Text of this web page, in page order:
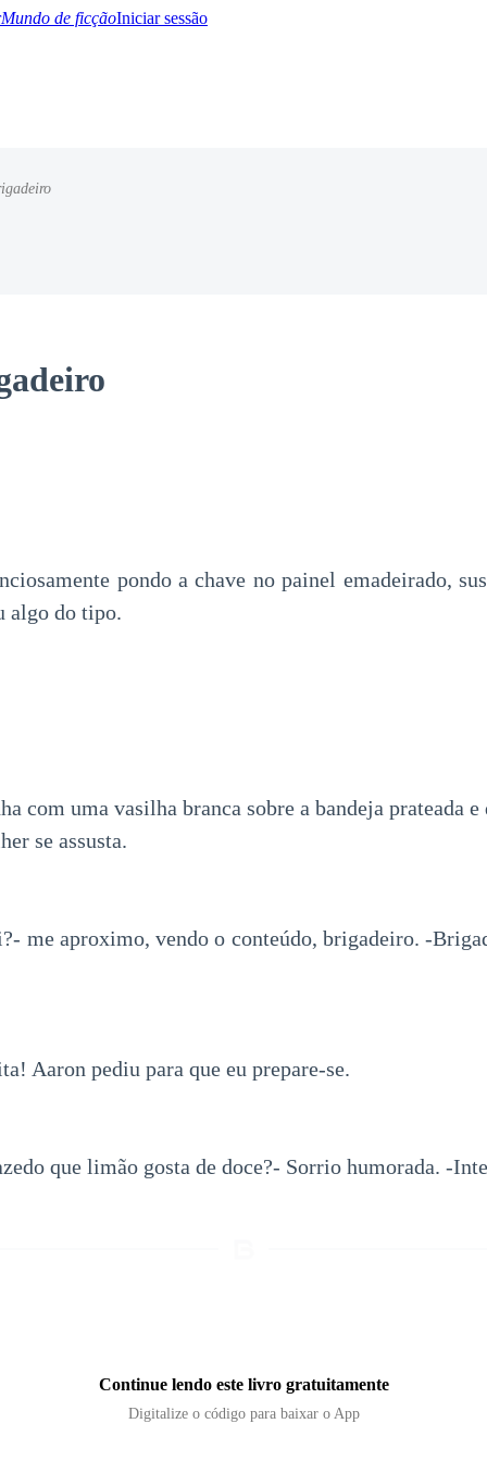
Mundo de ficçãoIniciar sessão
pondo a chave no painel emadeirado,
algo do tipo.
com uma vasilha branca sobre a bandeja prateada
se assusta.
me aproximo, vendo o conteúdo, brigadeiro. -
Aaron pediu para que eu prepare-se.
que limão gosta de doce?- Sorrio humorada. -
Continue lendo este livro gratuitamente
Digitalize o código para baixar o App